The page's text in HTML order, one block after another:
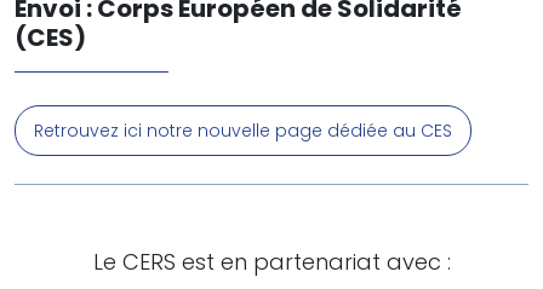
Envoi : Corps Européen de Solidarité
(CES)
Retrouvez ici notre nouvelle page dédiée au CES
Le CERS est en partenariat avec :